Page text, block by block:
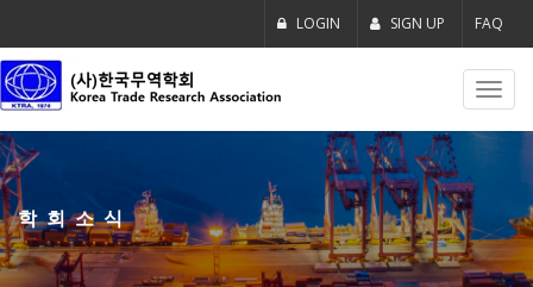
LOGIN SIGN UP FAQ
학회소식